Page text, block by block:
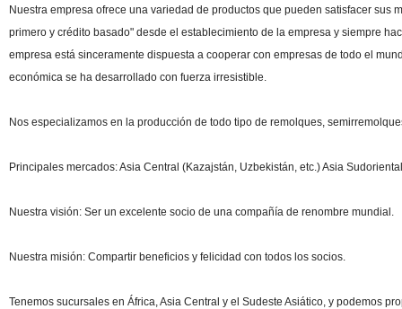
Nuestra empresa ofrece una variedad de productos que pueden satisfacer
primero y crédito basado" desde el establecimiento de la empresa y siempre
empresa está sinceramente dispuesta a cooperar con empresas de todo el
económica se ha desarrollado con fuerza irresistible.
Nos especializamos en la producción de todo tipo de remolques,
Principales mercados: Asia Central (Kazajstán, Uzbekistán, etc.) Asia
Nuestra visión: Ser un excelente socio de una compañía de renombre mundial.
Nuestra misión: Compartir beneficios y felicidad con todos los socios.
Tenemos sucursales en África, Asia Central y el Sudeste Asiático, y podemos